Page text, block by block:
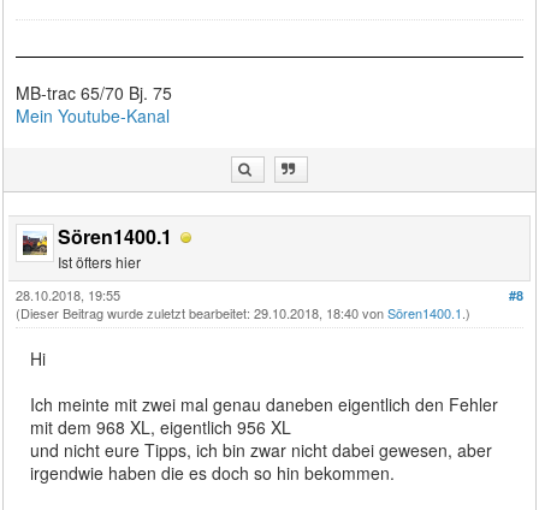
MB-trac 65/70 Bj. 75
Mein Youtube-Kanal
Sören1400.1
Ist öfters hier
#8
28.10.2018, 19:55
(Dieser Beitrag wurde zuletzt bearbeitet: 29.10.2018, 18:40 vonSören1400.1 .)
Hi
Ich meinte mit zwei mal genau daneben eigentlich den Fehler
mit dem 968 XL, eigentlich 956 XL
und nicht eure Tipps, ich bin zwar nicht dabei gewesen, aber
irgendwie haben die es doch so hin bekommen.